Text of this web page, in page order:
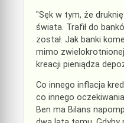
"Sęk w tym, że
świata. Trafił do
został. Jak banki
mimo
kreacji pieniądza
Co innego inflacja
co innego
Ben ma Bilans